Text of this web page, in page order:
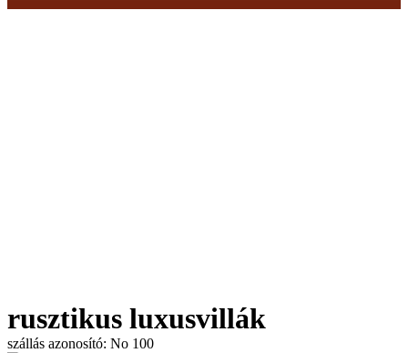
rusztikus luxusvillák
szállás azonosító: No 100